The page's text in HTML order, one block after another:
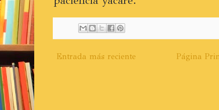
Entrada más reciente Página